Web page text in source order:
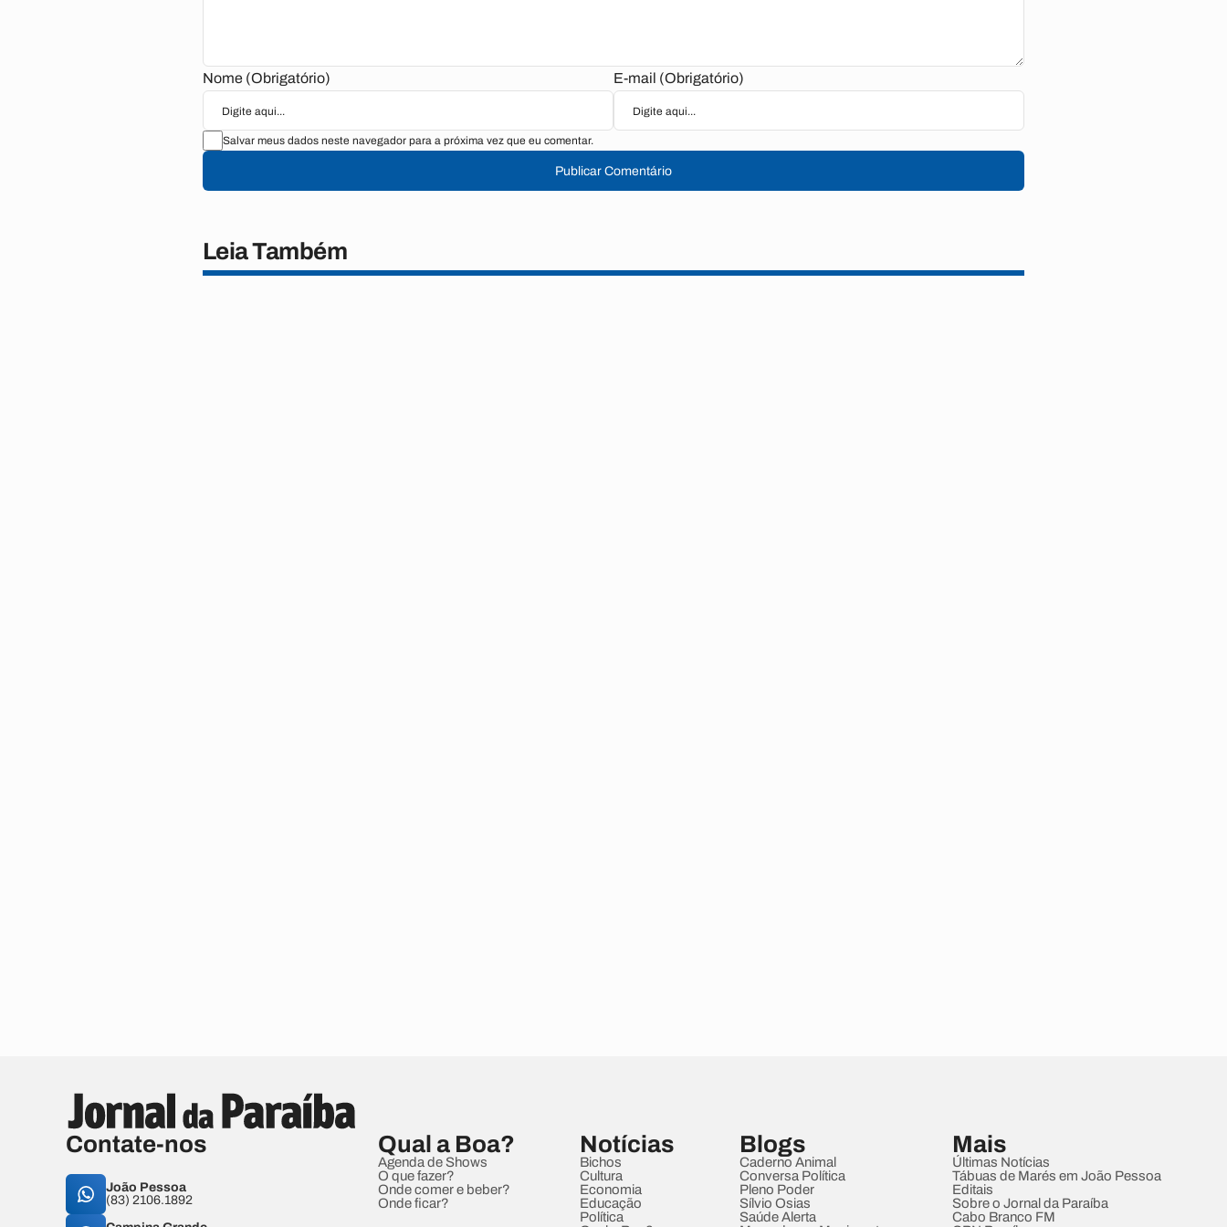
Nome (Obrigatório) E-mail (Obrigatório)
Salvar meus dados neste navegador para a próxima vez que eu comentar.
Publicar Comentário
Leia Também
Contate-nos
João Pessoa
(83) 2106.1892
Qual a Boa?
Agenda de Shows
O que fazer?
Onde comer e beber?
Onde ficar?
Notícias
Bichos
Cultura
Economia
Educação
Política
Blogs
Caderno Animal
Conversa Política
Pleno Poder
Sílvio Osias
Saúde Alerta
Mais
Últimas Notícias
Tábuas de Marés em João Pessoa
Editais
Sobre o Jornal da Paraíba
Cabo Branco FM